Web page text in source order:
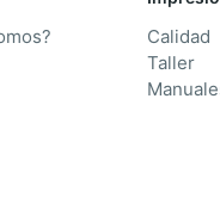
Calidad
Taller